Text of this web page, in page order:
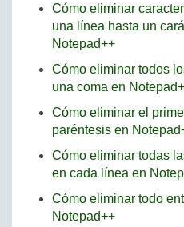
Cómo eliminar
una línea hasta un
Notepad++
Cómo eliminar todos
una coma en
Cómo eliminar el
paréntesis en
Cómo eliminar todas
en cada línea en
Cómo eliminar todo
Notepad++